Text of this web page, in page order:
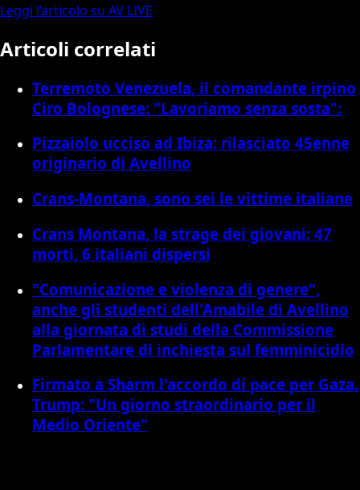
Leggi l’articolo su AV LIVE
Articoli correlati
Terremoto Venezuela, il comandante irpino
Ciro Bolognese: "Lavoriamo senza sosta":
Pizzaiolo ucciso ad Ibiza: rilasciato 45enne
originario di Avellino
Crans-Montana, sono sei le vittime italiane
Crans Montana, la strage dei giovani: 47
morti, 6 italiani dispersi
"Comunicazione e violenza di genere",
anche gli studenti dell'Amabile di Avellino
alla giornata di studi della Commissione
Parlamentare di inchiesta sul femminicidio
Firmato a Sharm l'accordo di pace per Gaza.
Trump: "Un giorno straordinario per il
Medio Oriente"